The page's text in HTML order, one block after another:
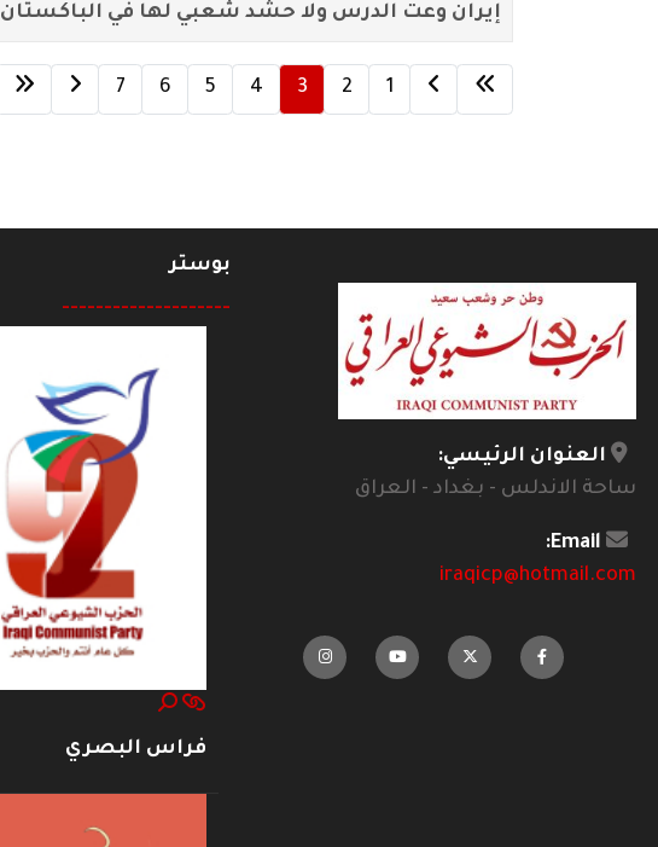
إيران وعت الدرس ولا حشد شعبي لها في الباكستان
1
2
3
4
5
6
7
العنوان الرئيسي:
ساحة الاندلس - بغداد - العراق
Email:
iraqicp@hotmail.com
بوستر
--------------------
فراس البصري